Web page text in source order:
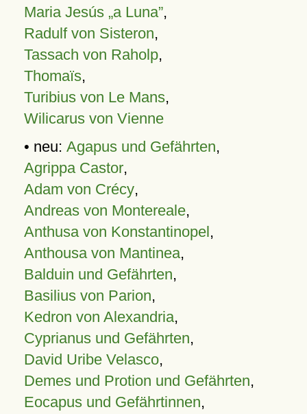
Maria Jesús „a Luna”,
Radulf von Sisteron,
Tassach von Raholp,
Thomaïs,
Turibius von Le Mans,
Wilicarus von Vienne
• neu: Agapus und Gefährten,
Agrippa Castor,
Adam von Crécy,
Andreas von Montereale,
Anthusa von Konstantinopel,
Anthousa von Mantinea,
Balduin und Gefährten,
Basilius von Parion,
Kedron von Alexandria,
Cyprianus und Gefährten,
David Uribe Velasco,
Demes und Protion und Gefährten,
Eocapus und Gefährtinnen,